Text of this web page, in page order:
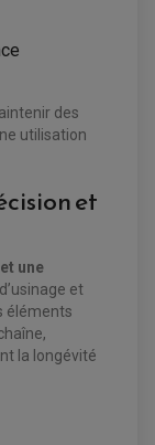
SSV
des
utilisation
et
une
et
éléments
la longévité